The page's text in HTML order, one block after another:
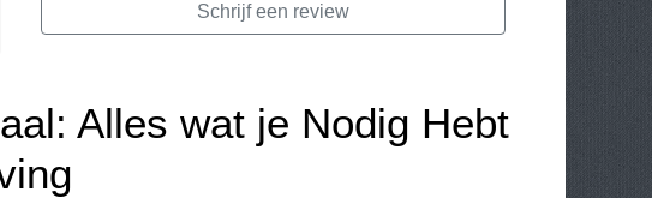
Schrijf een review
Alles wat je Nodig Hebt